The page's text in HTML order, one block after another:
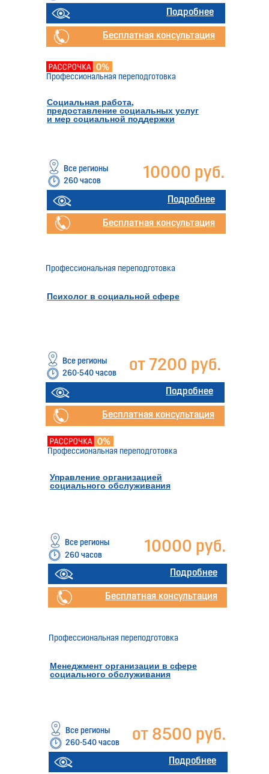
Профессиональная переподготовка
Социальная работа,
предоставление социальных услуг
и мер социальной поддержки
260 часов 10000 руб.
Все регионы
Подробнее
Бесплатная консультация
Управление организацией
социального обслуживания
Отправить заявку
260 часов 10000 руб.
Все регионы
Подробнее
Подробнее
Бесплатная консультация
Бесплатная консультация
Профессиональная переподготовка
Профессиональная переподготовка
260-540 часов от 7200 руб.
Отправить заявку
Все регионы
Подробнее
Бесплатная консультация
Психолог в социальной сфере
Профессиональная переподготовка
260-540 часов от 8500 руб.
Все регионы
Подробнее
Менеджмент организации в сфере
социального обслуживания